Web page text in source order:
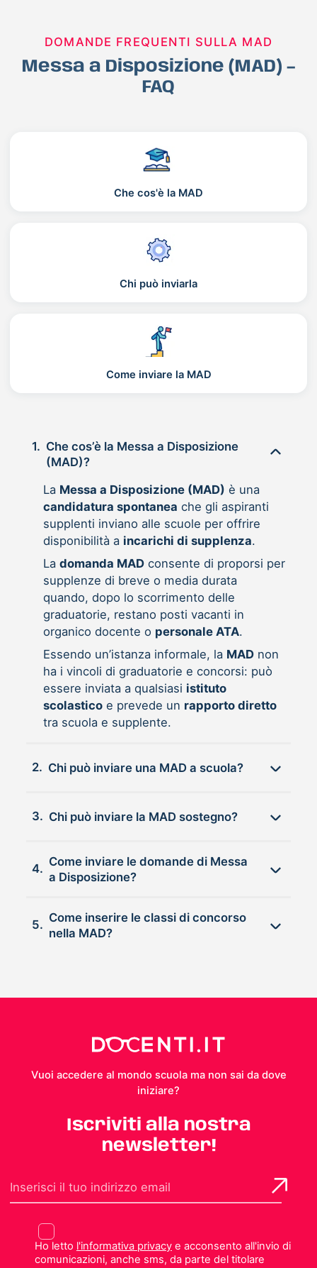
DOMANDE FREQUENTI SULLA MAD
Messa a Disposizione (MAD) –
FAQ
Che cos'è la MAD
Chi può inviarla
Come inviare la MAD
1. Che cos’è la Messa a Disposizione
(MAD)?
La Messa a Disposizione (MAD) è una
candidatura spontanea che gli aspiranti
supplenti inviano alle scuole per offrire
disponibilità a incarichi di supplenza.
La domanda MADconsente di proporsi per
supplenze di breve o media durata
quando, dopo lo scorrimento delle
graduatorie, restano posti vacanti in
organico docente o personale ATA.
Essendo un’istanza informale, la MADnon
ha i vincoli di graduatorie e concorsi: può
essere inviata a qualsiasi istituto
scolasticoe prevede un rapporto diretto
tra scuola e supplente.
2. Chi può inviare una MAD a scuola?
3. Chi può inviare la MAD sostegno?
4.
Come inviare le domande di Messa
a Disposizione?
5.
Come inserire le classi di concorso
nella MAD?
Vuoi accedere al mondo scuola ma non sai da dove
iniziare?
Iscriviti alla nostra
newsletter!
Ho letto l'informativa privacye acconsento all'invio di
comunicazioni, anche sms, da parte del titolare